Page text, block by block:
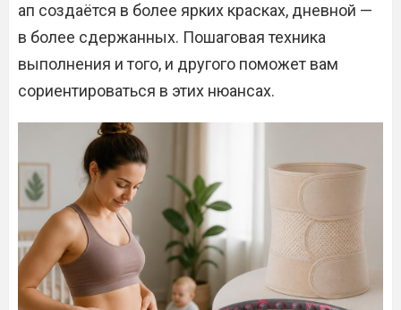
ап создаётся в более ярких красках, дневной —
в более сдержанных. Пошаговая техника
выполнения и того, и другого поможет вам
сориентироваться в этих нюансах.